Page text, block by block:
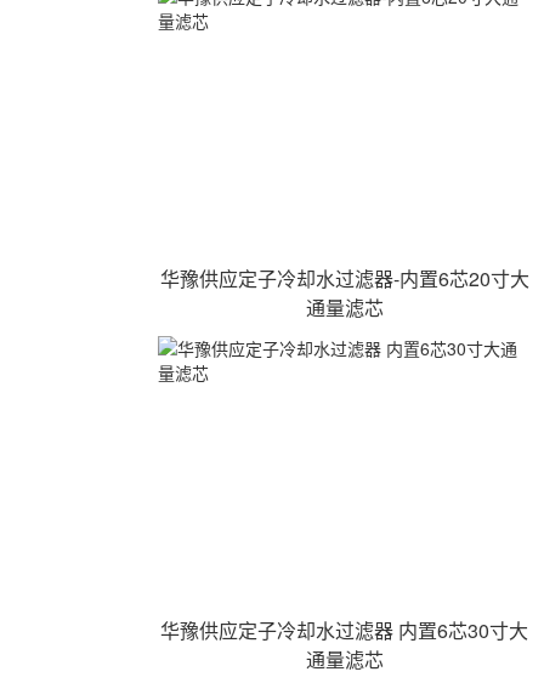
华豫供应定子冷却水过滤器-内置6芯20寸大
通量滤芯
华豫供应定子冷却水过滤器 内置6芯30寸大
通量滤芯